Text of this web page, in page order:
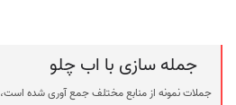
جمله سازی با اب چلو
جملات نمونه از منابع مختلف جمع آوری شده